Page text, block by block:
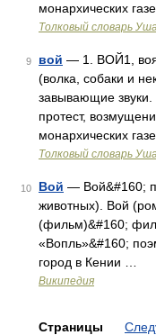
монархических
Толковый словарь
9 вой — 1. ВОЙ1,
(волка, собаки и
завывающие
протест,
монархических
Толковый словарь
10 Вой — Вой&#160;
животных). Вой
(фильм)&#160;
«Вопль»&#160;
город в Кении …
Википедия
Страницы